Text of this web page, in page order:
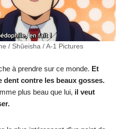
/ Shûeisha / A-1 Pictures
à prendre sur ce monde. Et
dent contre les beaux gosses.
plus beau que lui, il veut